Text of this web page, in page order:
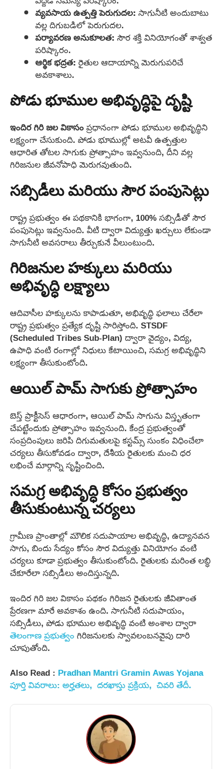
వ్యవసాయ ఉత్పత్తి పెరుగుదల:సాగునీటి అందుబాటు
వల్ల దిగుబడిలో పెరుగుదల.
పర్యావరణ అనుకూలత:సౌర శక్తి వినియోగంతో శాశ్వత
పరిష్కారం.
ఆర్థిక భద్రత:రైతుల ఆదాయాన్ని మెరుగుపరిచే
అవకాశాలు.
పోడు భూముల అభివృద్ధిపై దృష్టి
ఇందిర గిరి జల వికాసంప్రధానంగా పోడు భూముల అభివృద్ధిని
లక్ష్యంగా చేసుకుంది. పోడు భూముల్లో అటవీ ఉత్పత్తుల
ఆధారిత తోటల సాగుకు ప్రోత్సాహం ఇవ్వనుంది, దీని వల్ల
గిరిజనుల జీవనోపాధి మెరుగవుతుంది.
సబ్సిడీలు మరియు సౌర పంపుసెట్లు
రాష్ట్ర ప్రభుత్వం ఈ పథకానికి భాగంగా, 100% సబ్సిడీతో సౌర
పంపుసెట్లు ఇవ్వనుంది. వీటి ద్వారా విద్యుత్తు ఖర్చులు లేకుండా
సాగునీటి అవసరాలు తీర్చుకునే వీలుంటుంది.
గిరిజనుల హక్కులు మరియు
అభివృద్ధి లక్ష్యాలు
ఆదివాసీల హక్కులను కాపాడుతూ, అభివృద్ధి ఫలాలు చేరేలా
రాష్ట్ర ప్రభుత్వం ప్రత్యేక దృష్టి సారిస్తోంది. STSDF
(Scheduled Tribes Sub-Plan) ద్వారా వైద్యం, విద్య,
ఉపాధి వంటి రంగాల్లో నిధులు కేటాయించి, సమగ్ర అభివృద్ధిని
లక్ష్యంగా తీసుకుంటోంది.
ఆయిల్ పామ్ సాగుకు ప్రోత్సాహం
బెస్త్ ప్రాక్టీసెస్ ఆధారంగా, ఆయిల్ పామ్ సాగును విస్తృతంగా
చేపట్టేందుకు ప్రోత్సాహం ఇవ్వనుంది. కేంద్ర ప్రభుత్వంతో
సంప్రదింపులు జరిపి దిగుమతులపై కస్టమ్స్ సుంకం విధించేలా
చర్యలు తీసుకోవడం ద్వారా, దేశీయ రైతులకు మంచి ధర
లభించే మార్గాన్ని సృష్టించింది.
సమగ్ర అభివృద్ధి కోసం ప్రభుత్వం
తీసుకుంటున్న చర్యలు
గ్రామీణ ప్రాంతాల్లో మౌలిక సదుపాయాల అభివృద్ధి, ఉద్యానవన
సాగు, బిందు సేద్యం కోసం సౌర విద్యుత్తు వినియోగం వంటి
చర్యలు కూడా ప్రభుత్వం తీసుకుంటోంది. రైతులకు మరింత లబ్ధి
చేకూరేలా సబ్సిడీలు అందిస్తున్నది.
ఇందిర గిరి జల వికాసం పథకం గిరిజన రైతులకు జీవితాంత
ప్రేరణగా మారే అవకాశం ఉంది. సాగునీటి సదుపాయం,
సబ్సిడీలు, పోడు భూముల అభివృద్ధి వంటి అంశాల ద్వారా
తెలంగాణ ప్రభుత్వంగిరిజనులకు స్వావలంబనవైపు దారి
చూపుతోంది.
Also Read : Pradhan Mantri Gramin Awas Yojana
పూర్తి వివరాలు: అర్హతలు, దరఖాస్తు ప్రక్రియ, చివరి తేదీ.